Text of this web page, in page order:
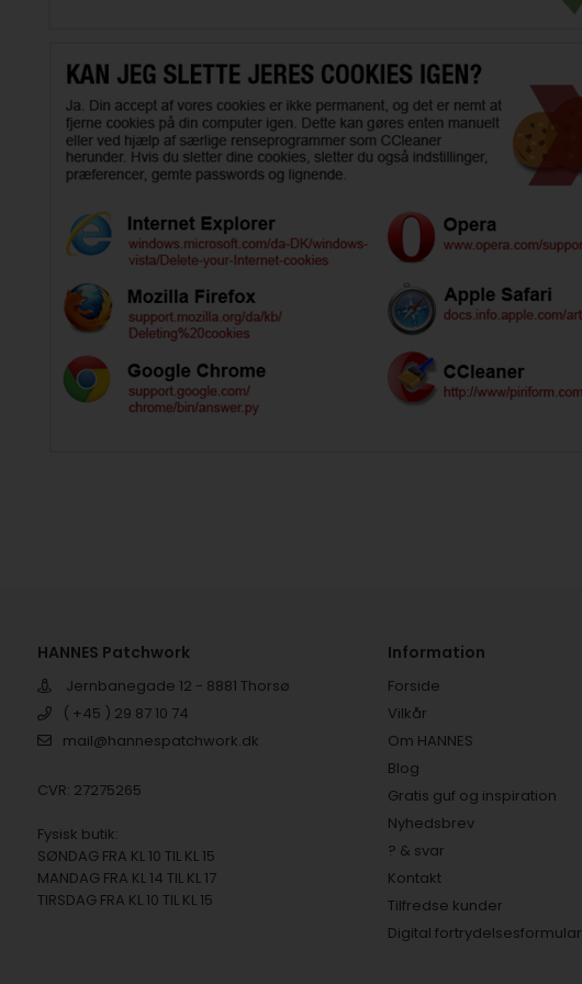
HANNES Patchwork
Jernbanegade 12 - 8881 Thorsø
( +45 ) 29 87 10 74
mail@hannespatchwork.dk
CVR: 27275265
Fysisk butik:
SØNDAG FRA KL 10 TIL KL 15
MANDAG FRA KL 14 TIL KL 17
TIRSDAG FRA KL 10 TIL KL 15
Information
Forside
Vilkår
Om HANNES
Blog
Gratis guf og inspiration
Nyhedsbrev
? & svar
Kontakt
Tilfredse kunder
Digital fortrydelsesformular